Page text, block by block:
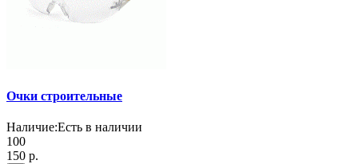
Очки строительные
Наличие:Есть в наличии
100
150 р.